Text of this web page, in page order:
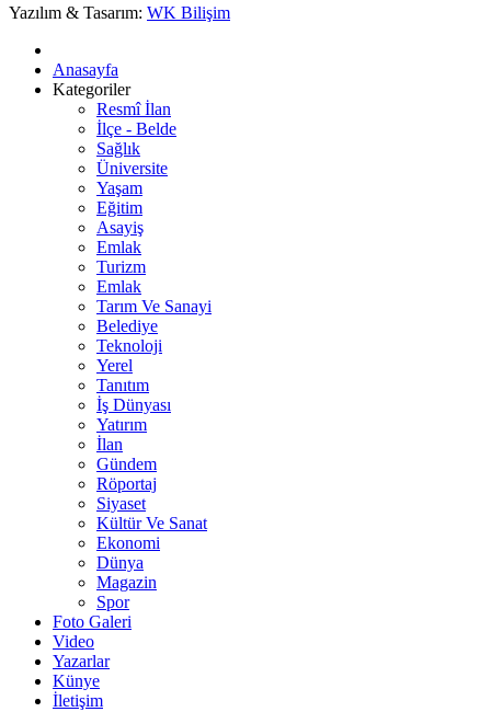
Yazılım & Tasarım: WK Bilişim
Anasayfa
Kategoriler
Resmî İlan
İlçe - Belde
Sağlık
Üniversite
Yaşam
Eğitim
Asayiş
Emlak
Turizm
Emlak
Tarım Ve Sanayi
Belediye
Teknoloji
Yerel
Tanıtım
İş Dünyası
Yatırım
İlan
Gündem
Röportaj
Siyaset
Kültür Ve Sanat
Ekonomi
Dünya
Magazin
Spor
Foto Galeri
Video
Yazarlar
Künye
İletişim